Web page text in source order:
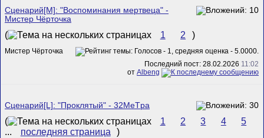
Сценарий[M]: "Воспоминания мертвеца" -
Мистер Чёрточка
( 1 2 )
Мистер Чёрточка
Последний пост: 28.02.2026 11:02
от Albeng
Сценарий[L]: "Проклятый" - 32MeTpa
( 1 2 3 4
5
...
последняя страница )